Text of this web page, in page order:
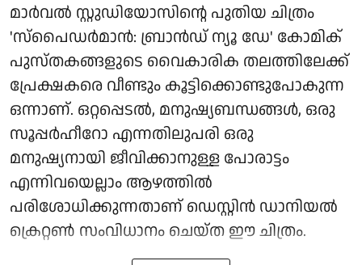
മാർവൽ സ്റ്റുഡിയോസിന്റെ പുതിയ ചിത്രം
'സ്പൈഡർമാൻ: ബ്രാൻഡ് ന്യൂ ഡേ' കോമിക്
പുസ്തകങ്ങളുടെ വൈകാരിക തലത്തിലേക്ക്
പ്രേക്ഷകരെ വീണ്ടും കൂട്ടിക്കൊണ്ടുപോകുന്ന
ഒന്നാണ്. ഒറ്റപ്പെടൽ, മനുഷ്യബന്ധങ്ങൾ, ഒരു
സൂപ്പർഹീറോ എന്നതിലുപരി ഒരു
മനുഷ്യനായി ജീവിക്കാനുള്ള പോരാട്ടം
എന്നിവയെല്ലാം ആഴത്തിൽ
പരിശോധിക്കുന്നതാണ് ഡെസ്റ്റിൻ ഡാനിയൽ
ക്രെറ്റൺ സംവിധാനം ചെയ്ത ഈ ചിത്രം.